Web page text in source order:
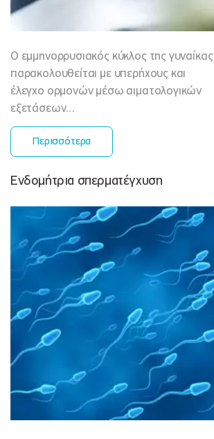
Ο εμμηνορρυσιακός κύκλος της γυναίκας
παρακολουθείται με υπερήχους και
έλεγχο ορμονών μέσω αιματολογικών
εξετάσεων…
Περισσότερα
Ενδομήτρια σπερματέγχυση